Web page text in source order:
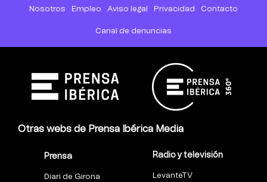
Nosotros Empleo Aviso legal Privacidad Contacto
Canal de denuncias
Otras webs de Prensa Ibérica Media
Prensa
Diari de Girona
Radio y televisión
LevanteTV